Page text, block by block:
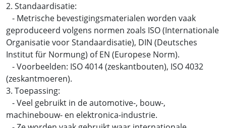
2. Standaardisatie:
- Metrische bevestigingsmaterialen worden vaak
geproduceerd volgens normen zoals ISO (Internationale
Organisatie voor Standaardisatie), DIN (Deutsches
Institut für Normung) of EN (Europese Norm).
- Voorbeelden: ISO 4014 (zeskantbouten), ISO 4032
(zeskantmoeren).
3. Toepassing:
- Veel gebruikt in de automotive-, bouw-,
machinebouw- en elektronica-industrie.